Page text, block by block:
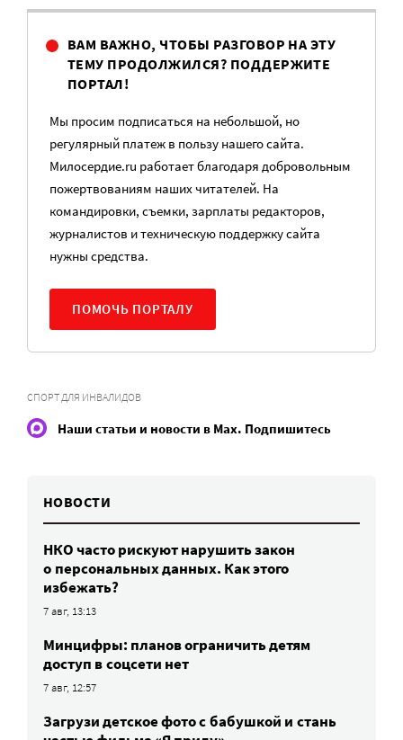
ВАМ ВАЖНО, ЧТОБЫ РАЗГОВОР НА ЭТУ
ТЕМУ ПРОДОЛЖИЛСЯ? ПОДДЕРЖИТЕ
ПОРТАЛ!
Мы просим подписаться на небольшой, но
регулярный платеж в пользу нашего сайта.
Милосердие.ru работает благодаря добровольным
пожертвованиям наших читателей. На
командировки, съемки, зарплаты редакторов,
журналистов и техническую поддержку сайта
нужны средства.
ПОМОЧЬ ПОРТАЛУ
СПОРТ ДЛЯ ИНВАЛИДОВ
Наши статьи и новости в Max. Подпишитесь
НОВОСТИ
НКО часто рискуют нарушить закон
о персональных данных. Как этого
избежать?
7 авг, 13:13
Минцифры: планов ограничить детям
доступ в соцсети нет
7 авг, 12:57
Загрузи детское фото с бабушкой и стань